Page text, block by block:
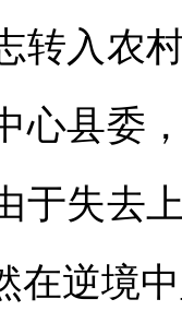
入农村
心县委
于失去
在逆境